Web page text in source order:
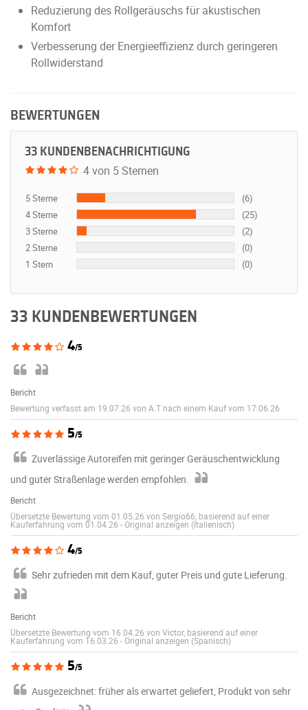
Reduzierung des Rollgeräuschs für akustischen
Komfort
Verbesserung der Energieeffizienz durch geringeren
Rollwiderstand
BEWERTUNGEN
33 KUNDENBENACHRICHTIGUNG
4 von 5 Sternen
5 Sterne
(6)
4 Sterne
(25)
3 Sterne
(2)
2 Sterne
(0)
1 Stern
(0)
33 KUNDENBEWERTUNGEN
4/5
Bericht
Bewertung verfasst am 19.07.26 von A.T nach einem Kauf vom 17.06.26
5/5
Zuverlässige Autoreifen mit geringer Geräuschentwicklung
und guter Straßenlage werden empfohlen.
Bericht
Übersetzte Bewertung vom 01.05.26 von Sergio66, basierend auf einer
Kauferfahrung vom 01.04.26 -Original anzeigen (Italienisch)
4/5
Sehr zufrieden mit dem Kauf, guter Preis und gute Lieferung.
Bericht
Übersetzte Bewertung vom 16.04.26 von Victor, basierend auf einer
Kauferfahrung vom 16.03.26 -Original anzeigen (Spanisch)
5/5
Ausgezeichnet: früher als erwartet geliefert, Produkt von sehr